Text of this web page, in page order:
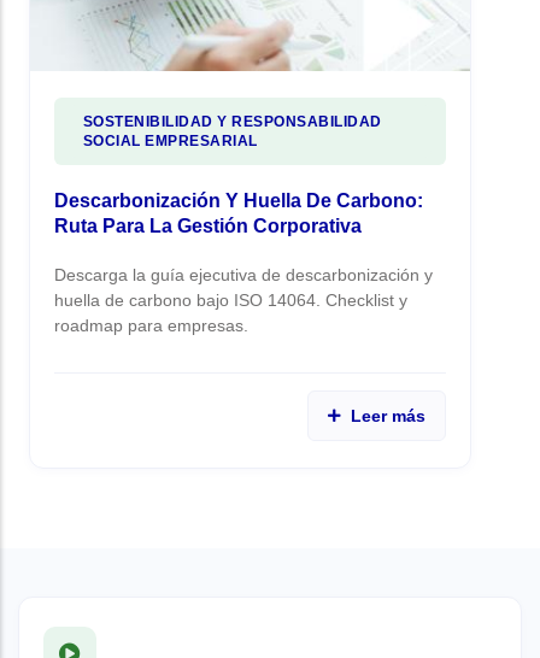
SOSTENIBILIDAD Y RESPONSABILIDAD
SOCIAL EMPRESARIAL
Descarbonización Y Huella De Carbono:
Ruta Para La Gestión Corporativa
Descarga la guía ejecutiva de descarbonización y
huella de carbono bajo ISO 14064. Checklist y
roadmap para empresas.
Leer más